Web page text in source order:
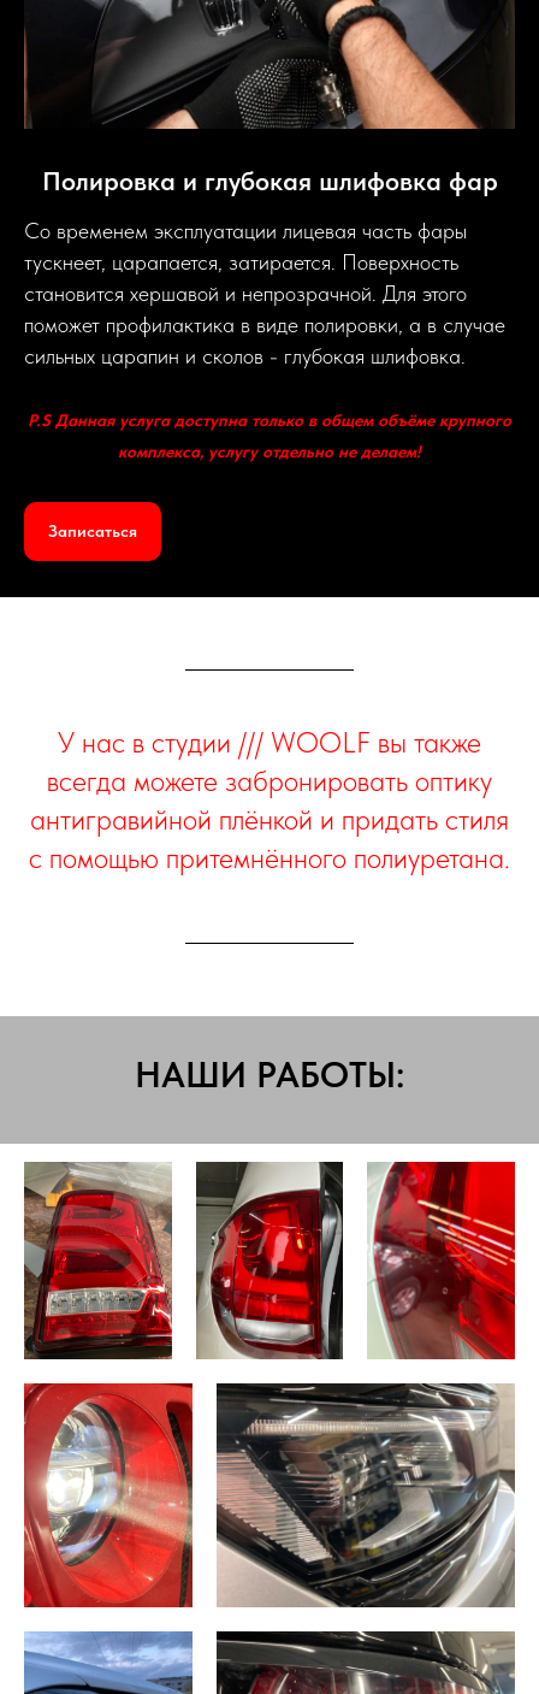
Полировка и глубокая шлифовка фар
Со временем эксплуатации лицевая часть фары
тускнеет, царапается, затирается. Поверхность
становится хершавой и непрозрачной. Для этого
поможет профилактика в виде полировки, а в случае
сильных царапин и сколов - глубокая шлифовка.
P.S Данная услуга доступна только в общем объёме крупного
комплекса, услугу отдельно не делаем!
Записаться
У нас в студии /// WOOLF вы также
всегда можете забронировать оптику
антигравийной плёнкой и придать стиля
с помощью притемнённого полиуретана.
НАШИ РАБОТЫ: